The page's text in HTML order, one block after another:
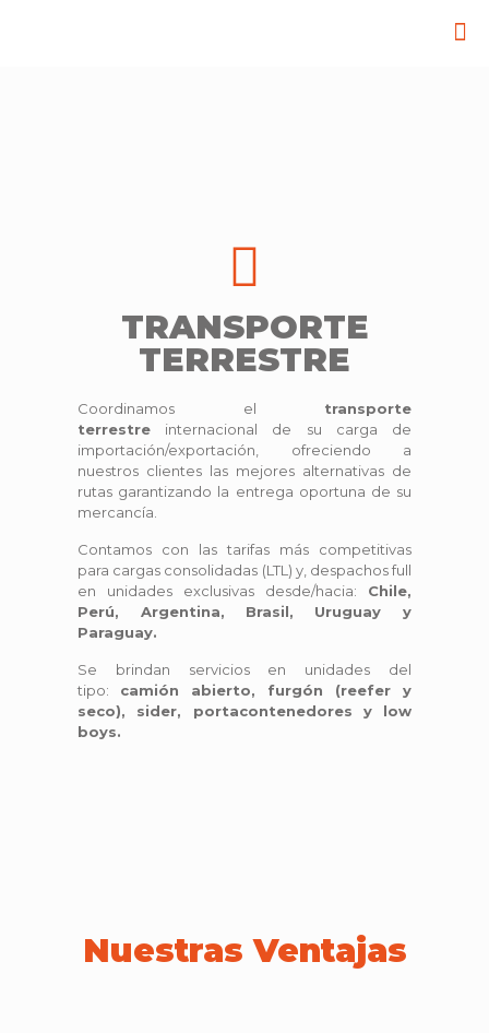
TRANSPORTE
TERRESTRE
Coordinamos el transporte
terrestre internacional de su carga de
importación/exportación, ofreciendo a
nuestros clientes las mejores alternativas de
rutas garantizando la entrega oportuna de su
mercancía.
Contamos con las tarifas más competitivas
para cargas consolidadas (LTL) y, despachos full
en unidades exclusivas desde/hacia: Chile,
Perú, Argentina, Brasil, Uruguay y
Paraguay.
Se brindan servicios en unidades del
tipo: camión abierto, furgón (reefer y
seco), sider, portacontenedores y low
boys.
Nuestras Ventajas